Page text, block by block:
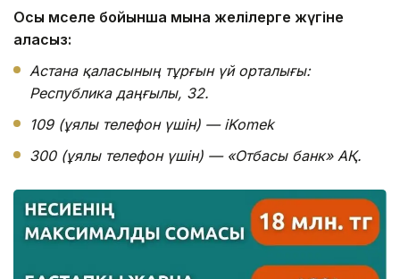
Осы мәселе бойынша мына желілерге жүгіне
аласыз:
Астана қаласының тұрғын үй орталығы:
Республика даңғылы, 32.
109 (ұялы телефон үшін) — iKomek
300 (ұялы телефон үшін) — «Отбасы банк» АҚ.